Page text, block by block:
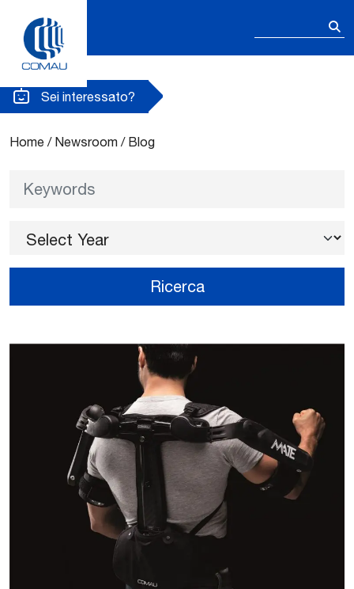
content
Blog
Sei interessato?
Home / Newsroom / Blog
Ricerca